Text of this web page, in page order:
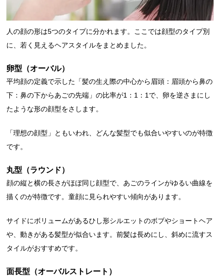
人の顔の形は5つのタイプに分かれます。ここでは顔型のタイプ別
に、若く見えるヘアスタイルをまとめました。
卵型（オーバル）
平均顔の定義で示した「髪の生え際の中心から眉頭：眉頭から鼻の
下：鼻の下からあごの先端」の比率が1：1：1で、卵を逆さまにし
たような形の顔型をさします。
「理想の顔型」ともいわれ、どんな髪型でも似合いやすいのが特徴
です。
丸型（ラウンド）
顔の縦と横の長さがほぼ同じ顔型で、あごのラインがゆるい曲線を
描くのが特徴です。童顔に見られやすい傾向があります。
サイドにボリュームがあるひし形シルエットのボブやショートヘア
や、動きがある髪型が似合います。前髪は長めにし、斜めに流すス
タイルがおすすめです。
面長型（オーバルストレート）